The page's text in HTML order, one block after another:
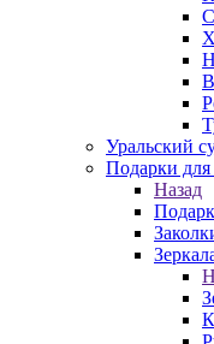
Уральский
Подарки
Назад